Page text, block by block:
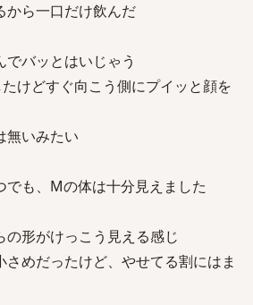
から一口だけ飲んだ
バッとはいじゃう
けどすぐ向こう側にプイッと顔を
無いみたい
でも、Mの体は十分見えました
の形がけっこう見える感じ
めだったけど、やせてる割にはま